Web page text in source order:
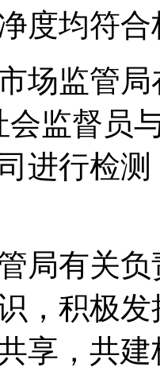
度均符
场监管
会监督员
进行检
局有关
，积极
享，共